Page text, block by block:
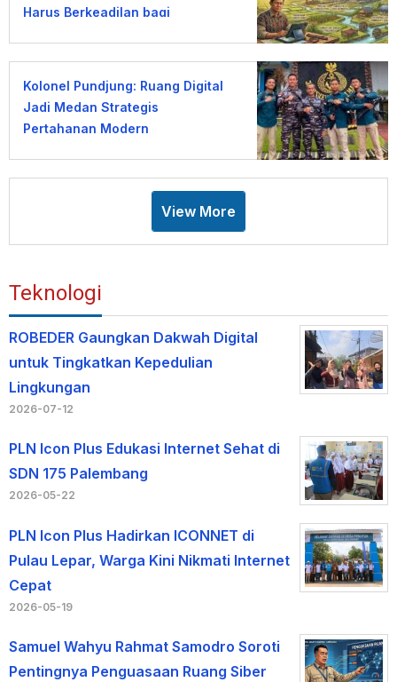
Harus Berkeadilan bagi
Kolonel Pundjung: Ruang Digital
Jadi Medan Strategis
Pertahanan Modern
View More
Teknologi
ROBEDER Gaungkan Dakwah Digital
untuk Tingkatkan Kepedulian
Lingkungan
2026-07-12
PLN Icon Plus Edukasi Internet Sehat di
SDN 175 Palembang
2026-05-22
PLN Icon Plus Hadirkan ICONNET di
Pulau Lepar, Warga Kini Nikmati Internet
Cepat
2026-05-19
Samuel Wahyu Rahmat Samodro Soroti
Pentingnya Penguasaan Ruang Siber